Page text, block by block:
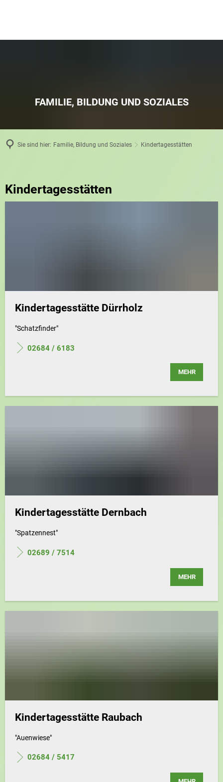
FAMILIE, BILDUNG UND SOZIALES
Sie sind hier: Familie, Bildung und Soziales Kindertagesstätten
Kindertagesstätten
Kindertagesstätten
Kindertagesstätte Dürrholz
"Schatzfinder"
02684 / 6183
MEHR
Kindertagesstätte Dernbach
"Spatzennest"
02689 / 7514
MEHR
Kindertagesstätte Raubach
"Auenwiese"
02684 / 5417